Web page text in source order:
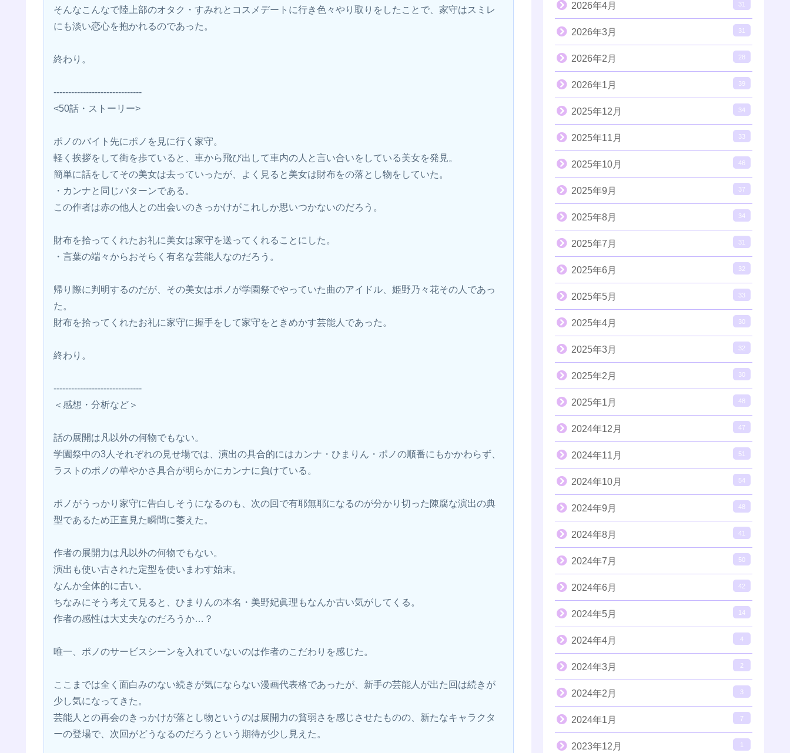
そんなこんなで陸上部のオタク・すみれとコスメデートに行き色々やり取りをしたことで、家守はスミレ
にも淡い恋心を抱かれるのであった。
終わり。
------------------------------
<50話・ストーリー>
ポノのバイト先にポノを見に行く家守。
軽く挨拶をして街を歩ていると、車から飛び出して車内の人と言い合いをしている美女を発見。
簡単に話をしてその美女は去っていったが、よく見ると美女は財布をの落とし物をしていた。
・カンナと同じパターンである。
この作者は赤の他人との出会いのきっかけがこれしか思いつかないのだろう。
財布を拾ってくれたお礼に美女は家守を送ってくれることにした。
・言葉の端々からおそらく有名な芸能人なのだろう。
帰り際に判明するのだが、その美女はポノが学園祭でやっていた曲のアイドル、姫野乃々花その人であっ
た。
財布を拾ってくれたお礼に家守に握手をして家守をときめかす芸能人であった。
終わり。
------------------------------
＜感想・分析など＞
話の展開は凡以外の何物でもない。
学園祭中の3人それぞれの見せ場では、演出の具合的にはカンナ・ひまりん・ポノの順番にもかかわらず、
ラストのポノの華やかさ具合が明らかにカンナに負けている。
ポノがうっかり家守に告白しそうになるのも、次の回で有耶無耶になるのが分かり切った陳腐な演出の典
型であるため正直見た瞬間に萎えた。
作者の展開力は凡以外の何物でもない。
演出も使い古された定型を使いまわす始末。
なんか全体的に古い。
ちなみにそう考えて見ると、ひまりんの本名・美野妃眞理もなんか古い気がしてくる。
作者の感性は大丈夫なのだろうか…？
唯一、ポノのサービスシーンを入れていないのは作者のこだわりを感じた。
ここまでは全く面白みのない続きが気にならない漫画代表格であったが、新手の芸能人が出た回は続きが
少し気になってきた。
芸能人との再会のきっかけが落とし物というのは展開力の貧弱さを感じさせたものの、新たなキャラクタ
ーの登場で、次回がどうなるのだろうという期待が少し見えた。
2026年4月 31
2026年3月 31
2026年2月 28
2026年1月 39
2025年12月 34
2025年11月 33
2025年10月 46
2025年9月 37
2025年8月 34
2025年7月 31
2025年6月 32
2025年5月 33
2025年4月 30
2025年3月 32
2025年2月 30
2025年1月 48
2024年12月 47
2024年11月 51
2024年10月 54
2024年9月 48
2024年8月 41
2024年7月 50
2024年6月 42
2024年5月 14
2024年4月 4
2024年3月 2
2024年2月 3
2024年1月 7
2023年12月 1